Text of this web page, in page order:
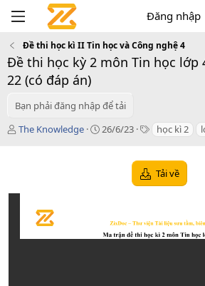
Đăng nhập
Đề thi học kì II Tin học và Công nghệ 4
Đề thi học kỳ 2 môn Tin học
22 (có đáp án)
Bạn phải đăng nhập để tải
T
ả
The Knowledge
C
d
26/6/23
T học kì 2
Tải về